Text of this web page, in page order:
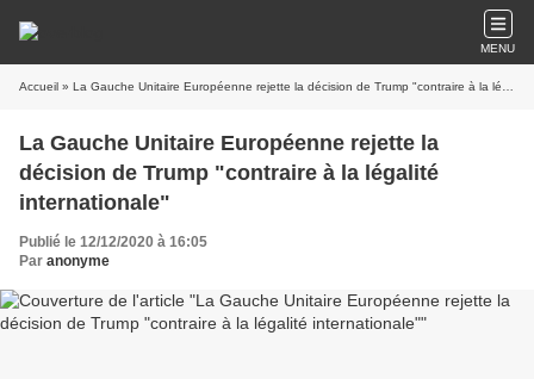
MENU
Accueil » La Gauche Unitaire Européenne rejette la décision de Trump "contraire à la légalité internationale"
La Gauche Unitaire Européenne rejette la
décision de Trump "contraire à la légalité
internationale"
Publié le 12/12/2020 à 16:05
Par anonyme